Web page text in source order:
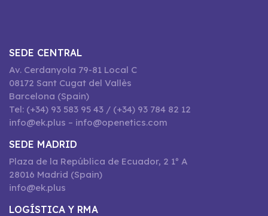
SEDE CENTRAL
Av. Cerdanyola 79-81 Local C
08172 Sant Cugat del Vallès
Barcelona (Spain)
Tel: (+34) 93 583 95 43 / (+34) 93 784 82 12
info@ek.plus – info@openetics.com
SEDE MADRID
Plaza de la República de Ecuador, 2 1º A
28016 Madrid (Spain)
info@ek.plus
LOGÍSTICA Y RMA